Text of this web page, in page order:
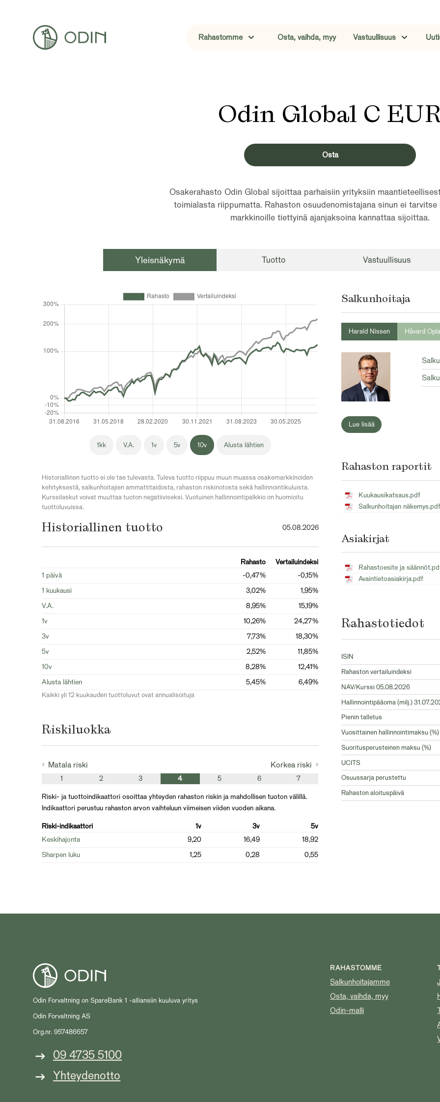
Rahastomme Osta, vaihda, myy Vastuullisuus
Odin Global C
Osta
Osakerahasto Odin Global sijoittaa parhaisiin yrityksiin
toimialasta riippumatta. Rahaston osuudenomistajana sinun ei tarvitse
markkinoille tiettyinä ajanjaksoina kannattaa sijoittaa.
Yleisnäkymä Tuotto Vastuullisuus
1kk V.A. 1v 5v 10v Alusta lähtien
Historiallinen tuotto ei ole tae tulevasta. Tuleva tuotto riippuu muun muassa osakemarkkinoiden
kehityksestä, salkunhoitajien ammattitaidosta, rahaston riskinotosta sekä hallinnointikuluista.
Kurssilaskut voivat muuttaa tuoton negatiiviseksi. Vuotuinen hallinnointipalkkio on huomioitu
tuottoluvuissa.
Historiallinen tuotto 05.08.2026
Rahasto
Vertailuindeksi
1 päivä
-0,47%
-0,15%
1 kuukausi
3,02%
1,95%
V.A.
8,95%
15,19%
1v
10,26%
24,27%
3v
7,73%
18,30%
5v
2,52%
11,85%
10v
8,28%
12,41%
Alusta lähtien
5,45% 6,49%
Kaikki yli 12 kuukauden tuottoluvut ovat annualisoituja
Riskiluokka
Matala riski Korkea riski
1 2 3 4 5 6
7
Riski- ja tuottoindikaattori osoittaa yhteyden rahaston riskin ja mahdollisen tuoton välillä.
Indikaattori perustuu rahaston arvon vaihteluun viimeisen viiden vuoden aikana.
Riski-indikaattori
1v 3v
5v
Keskihajonta
9,20 16,49
18,92
Sharpen luku
1,25 0,28 0,55
Salkunhoitaja
Harald Nissen Håvard
Lue lisää
Rahaston raportit
Kuukausikatsaus.pdf
Salkunhoitajan näkemys.pdf
Asiakirjat
Rahastoesite ja
Avaintietoasiakirja.pdf
Rahastotiedot
ISIN
Rahaston vertailuindeksi
NAV/Kurssi 05.08.2026
Hallinnointipääoma (milj.)
Pienin talletus
Vuosittainen hallinnointimaksu (%)
Suoritusperusteinen maksu (%)
UCITS
Osuussarja perustettu
Rahaston aloituspäivä
Odin Forvaltning on SpareBank 1 -alliansiin kuuluva yritys
Odin Forvaltning AS
Org.nr. 957486657
09 4735 5100
Yhteydenotto
RAHASTOMME
Salkunhoitajamme
Osta, vaihda, myy
Odin-malli